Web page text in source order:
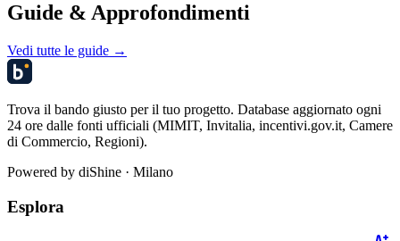
Guide & Approfondimenti
Vedi tutte le guide →
Trova il bando giusto per il tuo progetto. Database aggiornato ogni
24 ore dalle fonti ufficiali (MIMIT, Invitalia, incentivi.gov.it, Camere
di Commercio, Regioni).
Powered by diShine · Milano
Esplora